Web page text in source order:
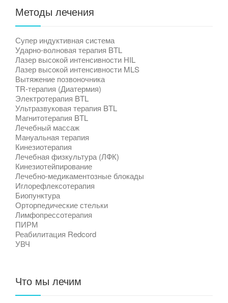
Методы лечения
Супер индуктивная система
Ударно-волновая терапия BTL
Лазер высокой интенсивности HIL
Лазер высокой интенсивности MLS
Вытяжение позвоночника
TR-терапия (Диатермия)
Электротерапия BTL
Ультразвуковая терапия BTL
Магнитотерапия BTL
Лечебный массаж
Мануальная терапия
Кинезиотерапия
Лечебная физкультура (ЛФК)
Кинезиотейпирование
Лечебно-медикаментозные блокады
Иглорефлексотерапия
Биопунктура
Орторпедические стельки
Лимфопрессотерапия
ПИРМ
Реабилитация Redcord
УВЧ
Что мы лечим